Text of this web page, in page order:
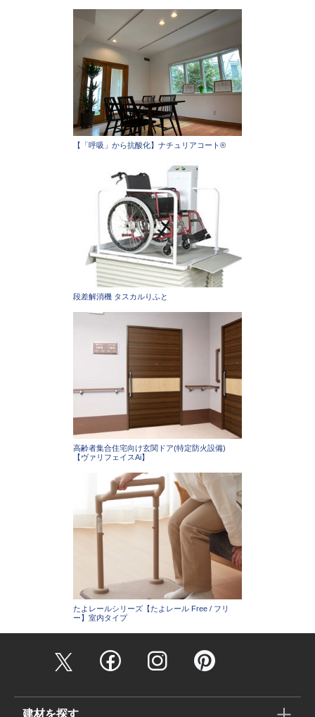
【「呼吸」から抗酸化】ナチュリアコート®
段差解消機 タスカルりふと
高齢者集合住宅向け玄関ドア(特定防火設備)
【ヴァリフェイスAi】
たよレールシリーズ【たよレール Free / フリ
ー】室内タイプ
建材を探す